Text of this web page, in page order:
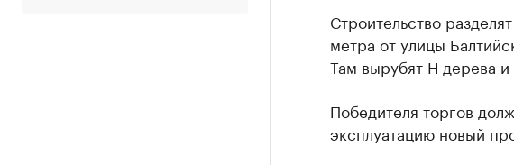
Строительство
метра от улицы
Там вырубят Н дерева
Победителя торгов
эксплуатацию новый